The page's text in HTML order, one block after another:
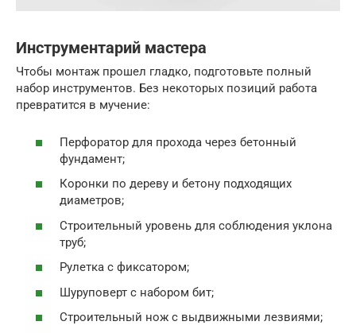
Инструментарий мастера
Чтобы монтаж прошел гладко, подготовьте полный
набор инструментов. Без некоторых позиций работа
превратится в мучение:
Перфоратор для прохода через бетонный
фундамент;
Коронки по дереву и бетону подходящих
диаметров;
Строительный уровень для соблюдения уклона
труб;
Рулетка с фиксатором;
Шуруповерт с набором бит;
Строительный нож с выдвижными лезвиями;